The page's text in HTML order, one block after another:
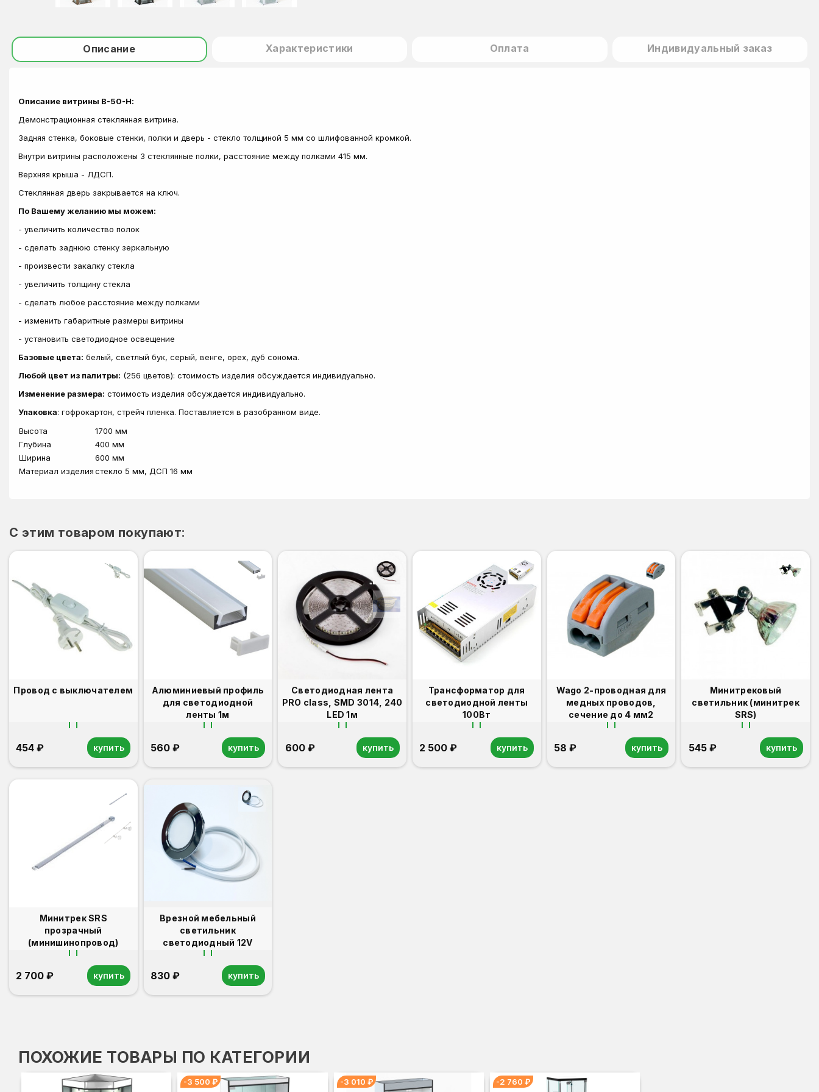
Описание Характеристики Оплата Индивидуальный заказ
Описание витрины В-50-Н:
Демонстрационная стеклянная витрина.
Задняя стенка, боковые стенки, полки и дверь - стекло толщиной 5 мм со шлифованной кромкой.
Внутри витрины расположены 3 стеклянные полки, расстояние между полками 415 мм.
Верхняя крыша - ЛДСП.
Стеклянная дверь закрывается на ключ.
По Вашему желанию мы можем:
- увеличить количество полок
- сделать заднюю стенку зеркальную
- произвести закалку стекла
- увеличить толщину стекла
- сделать любое расстояние между полками
- изменить габаритные размеры витрины
- установить светодиодное освещение
Базовые цвета: белый, светлый бук, серый, венге, орех, дуб сонома.
Любой цвет из палитры: (256 цветов): стоимость изделия обсуждается индивидуально.
Изменение размера: стоимость изделия обсуждается индивидуально.
Упаковка: гофрокартон, стрейч пленка. Поставляется в разобранном виде.
Высота
1700 мм
Глубина
400 мм
Ширина
600 мм
Материал изделиястекло 5 мм, ДСП 16 мм
C этим товаром покупают:
Провод с выключателем
454 ₽ купить
Алюминиевый профиль
для светодиодной
ленты 1м
560 ₽ купить
Светодиодная лента
PRO class, SMD 3014, 240
LED 1м
600 ₽ купить
Трансформатор для
светодиодной ленты
100Вт
2 500 ₽ купить
Wago 2-проводная для
медных проводов,
сечение до 4 мм2
58 ₽ купить
Минитрековый
светильник (минитрек
SRS)
545 ₽ купить
Минитрек SRS
прозрачный
(минишинопровод)
2 700 ₽ купить
Врезной мебельный
светильник
светодиодный 12V
830 ₽ купить
ПОХОЖИЕ ТОВАРЫ ПО КАТЕГОРИИ
-3 500 ₽ -3 010 ₽ -2 760 ₽